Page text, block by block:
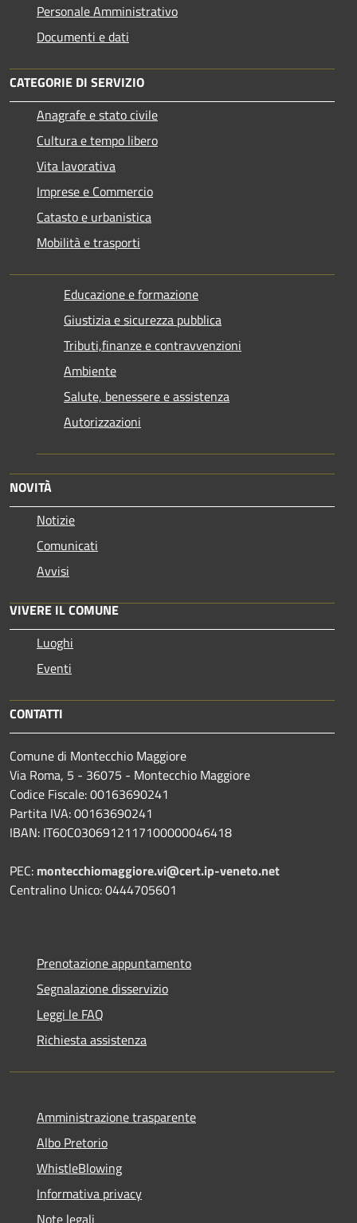
Personale Amministrativo
Documenti e dati
CATEGORIE DI SERVIZIO
Anagrafe e stato civile
Cultura e tempo libero
Vita lavorativa
Imprese e Commercio
Catasto e urbanistica
Mobilità e trasporti
Educazione e formazione
Giustizia e sicurezza pubblica
Tributi,finanze e contravvenzioni
Ambiente
Salute, benessere e assistenza
Autorizzazioni
NOVITÀ
Notizie
Comunicati
Avvisi
VIVERE IL COMUNE
Luoghi
Eventi
CONTATTI
Comune di Montecchio Maggiore
Via Roma, 5 - 36075 - Montecchio Maggiore
Codice Fiscale: 00163690241
Partita IVA: 00163690241
IBAN: IT60C0306912117100000046418
PEC: montecchiomaggiore.vi@cert.ip-veneto.net
Centralino Unico: 0444705601
Prenotazione appuntamento
Segnalazione disservizio
Leggi le FAQ
Richiesta assistenza
Amministrazione trasparente
Albo Pretorio
WhistleBlowing
Informativa privacy
Note legali